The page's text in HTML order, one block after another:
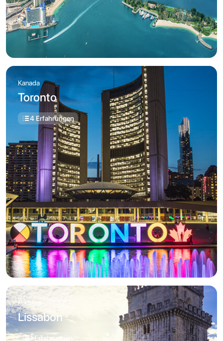
Kanada
Toronto
4 Erfahrungen
Portugal
Lissabon
1 Erfahrungen